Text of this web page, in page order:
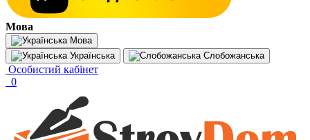
Мова
Мова
Українська
Слобожанська
Особистий кабінет
0